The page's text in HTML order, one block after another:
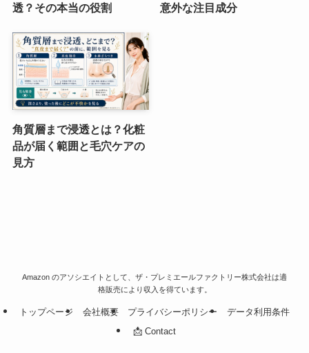
透？その本当の役割
意外な注目成分
角質層まで浸透とは？化粧
品が届く範囲と毛穴ケアの
見方
Amazon のアソシエイトとして、ザ・プレミエールファクトリー株式会社は適
格販売により収入を得ています。
トップページ 会社概要 プライバシーポリシー
データ利用条件
📩 Contact